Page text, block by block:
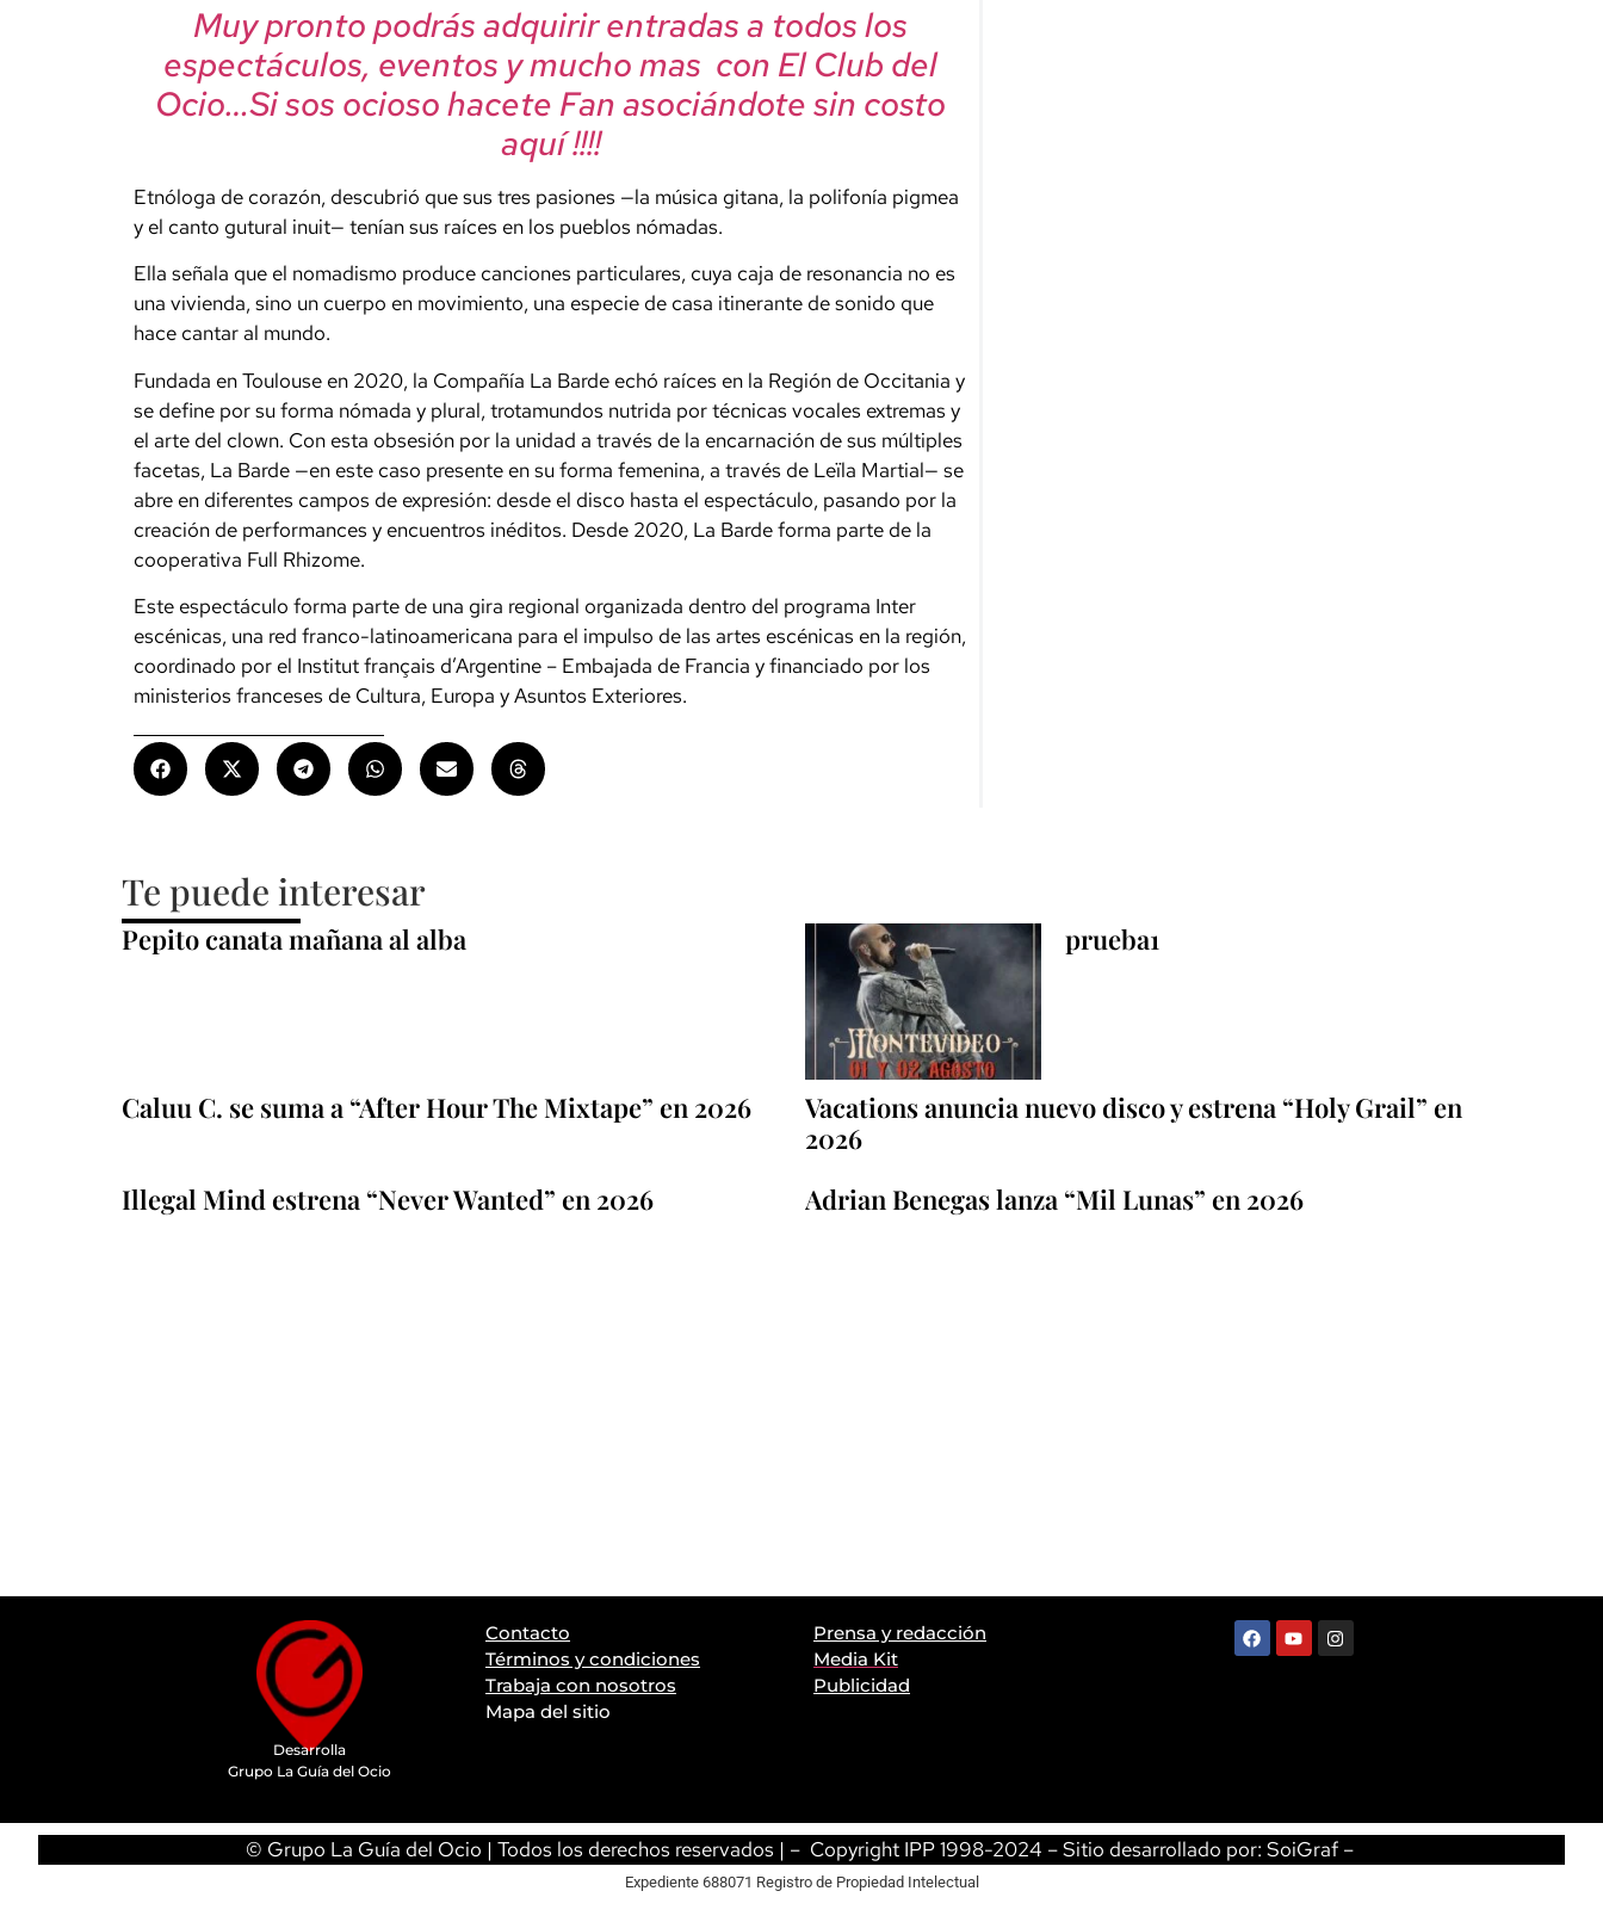
Muy pronto podrás adquirir entradas a todos los
espectáculos, eventos y mucho mas con El Club del
Ocio…Si sos ocioso hacete Fan asociándote sin costo
aquí !!!!
Etnóloga de corazón, descubrió que sus tres pasiones —la música gitana, la polifonía pigmea
y el canto gutural inuit— tenían sus raíces en los pueblos nómadas.
Ella señala que el nomadismo produce canciones particulares, cuya caja de resonancia no es
una vivienda, sino un cuerpo en movimiento, una especie de casa itinerante de sonido que
hace cantar al mundo.
Fundada en Toulouse en 2020, la Compañía La Barde echó raíces en la Región de Occitania y
se define por su forma nómada y plural, trotamundos nutrida por técnicas vocales extremas y
el arte del clown. Con esta obsesión por la unidad a través de la encarnación de sus múltiples
facetas, La Barde —en este caso presente en su forma femenina, a través de Leïla Martial— se
abre en diferentes campos de expresión: desde el disco hasta el espectáculo, pasando por la
creación de performances y encuentros inéditos. Desde 2020, La Barde forma parte de la
cooperativa Full Rhizome.
Este espectáculo forma parte de una gira regional organizada dentro del programa Inter
escénicas, una red franco-latinoamericana para el impulso de las artes escénicas en la región,
coordinado por el Institut français d’Argentine – Embajada de Francia y financiado por los
ministerios franceses de Cultura, Europa y Asuntos Exteriores.
Te puede interesar
Pepito canata mañana al alba prueba1
Caluu C. se suma a “After Hour The Mixtape” en 2026
Vacations anuncia nuevo disco y estrena “Holy Grail” en
2026
Illegal Mind estrena “Never Wanted” en 2026
Adrian Benegas lanza “Mil Lunas” en 2026
Desarrolla
Grupo La Guía del Ocio
Contacto
Términos y condiciones
Trabaja con nosotros
Mapa del sitio
Prensa y redacción
Media Kit
Publicidad
© Grupo La Guía del Ocio | Todos los derechos reservados | – Copyright IPP 1998-2024 – Sitio desarrollado por: SoiGraf–
Expediente 688071 Registro de Propiedad Intelectual